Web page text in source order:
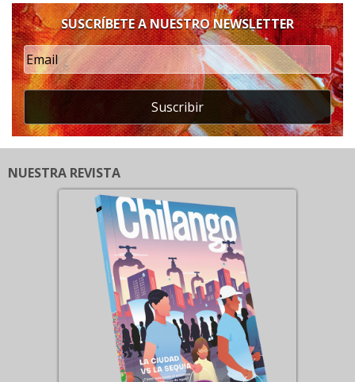
SUSCRÍBETE A NUESTRO NEWSLETTER
Suscribir
NUESTRA REVISTA